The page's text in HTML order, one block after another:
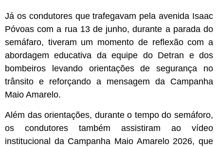
Já os condutores que trafegavam pela avenida Isaac
Póvoas com a rua 13 de junho, durante a parada do
semáfaro, tiveram um momento de reflexão com a
abordagem educativa da equipe do Detran e dos
bombeiros levando orientações de segurança no
trânsito e reforçando a mensagem da Campanha
Maio Amarelo.
Além das orientações, durante o tempo do semáforo,
os condutores também assistiram ao vídeo
institucional da Campanha Maio Amarelo 2026, que